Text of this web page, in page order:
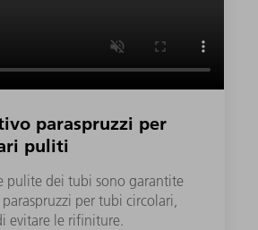
paraspruzzi per
puliti
pulite dei tubi sono garantite
per tubi circolari,
evitare le rifiniture.